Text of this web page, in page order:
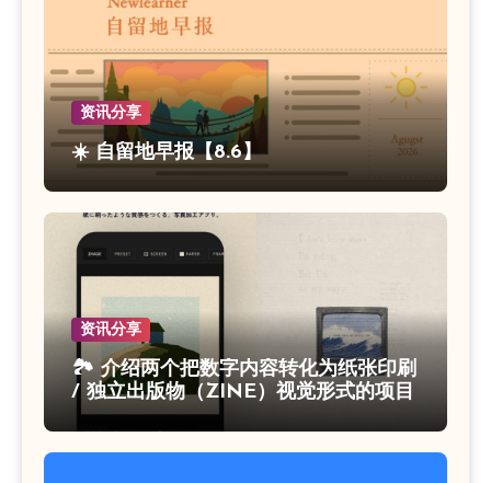
资讯分享
☀️ 自留地早报【8.6】
资讯分享
🏞 介绍两个把数字内容转化为纸张印刷
/ 独立出版物（ZINE）视觉形式的项目